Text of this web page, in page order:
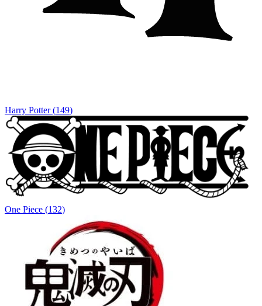
Harry Potter (149)
One Piece (132)